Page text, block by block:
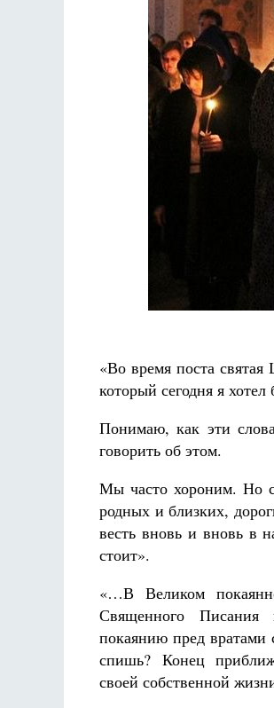
«Во время поста
который сегодня я
Понимаю, как эти
говорить об этом.
Мы часто хороним. Но
родных и близких,
весть вновь и вновь в
стоит».
«…В Великом
Священного Писания
покаянию пред вратами
спишь? Конец
своей собственной
Разлуки не будет
Фредерика де Грааф